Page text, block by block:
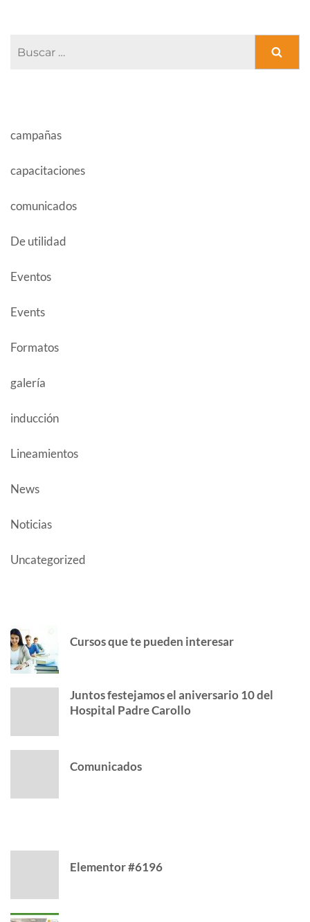
campañas
capacitaciones
comunicados
De utilidad
Eventos
Events
Formatos
galería
inducción
Lineamientos
News
Noticias
Uncategorized
Cursos que te pueden interesar
Juntos festejamos el aniversario 10 del
Hospital Padre Carollo
Comunicados
Elementor #6196